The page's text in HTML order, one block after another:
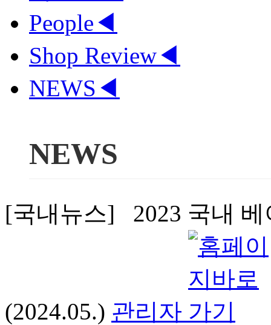
People◀
Shop Review◀
NEWS ◀
NEWS
[국내뉴스] 2023 국내 베
(2024.05.) 관리자